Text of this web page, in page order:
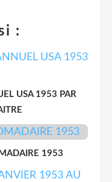
:
USA 1953 PAR
1953